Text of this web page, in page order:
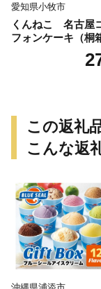
愛知県小牧市
くんねこ 名古屋
フォンケーキ（桐
この返礼
こんな返